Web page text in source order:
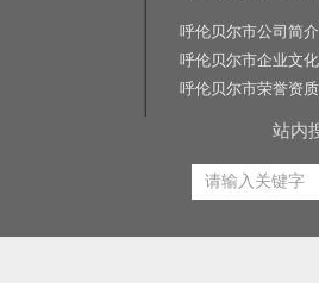
呼伦贝尔市公司简介
呼伦贝尔市企业文化
呼伦贝尔市荣誉资质
站内